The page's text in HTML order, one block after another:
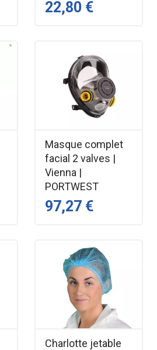
22,80 €
Masque complet
facial 2 valves |
Vienna |
PORTWEST
97,27 €
Charlotte jetable